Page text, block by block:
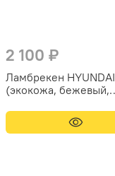
2 100 ₽
Ламбрекен HYUNDAI
(экокожа, бежевый,